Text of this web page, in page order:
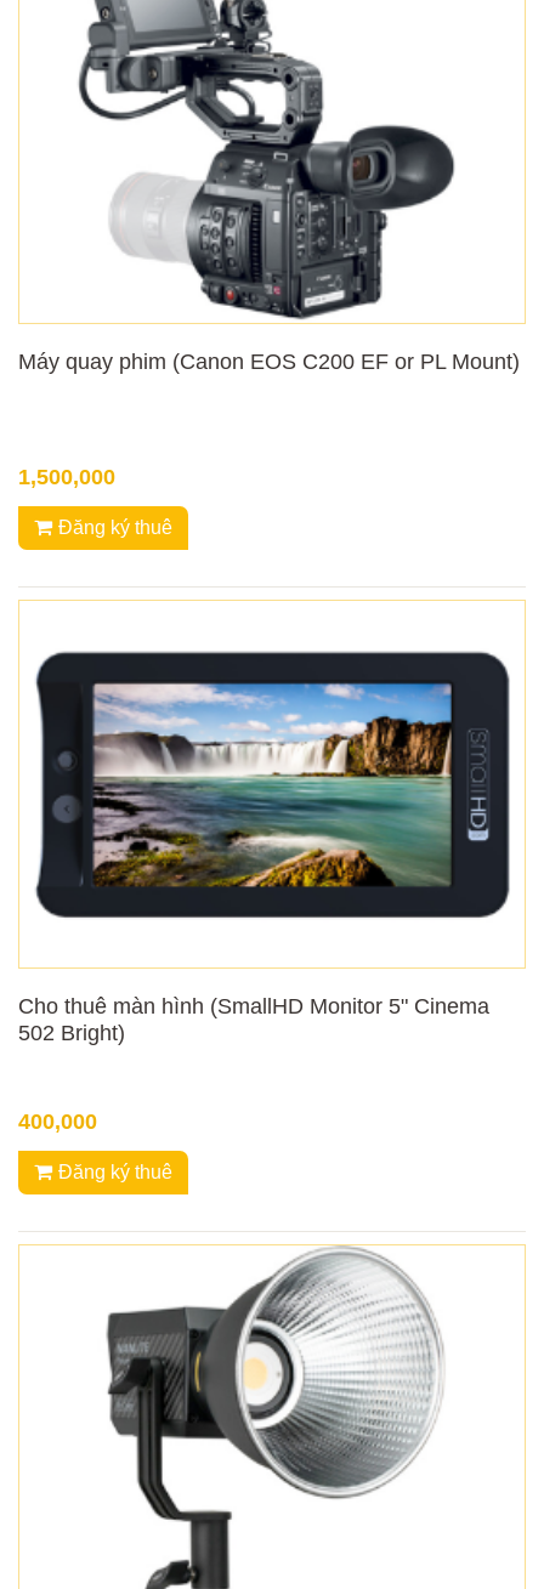
Máy quay phim (Canon EOS C200 EF or PL Mount)
1,500,000
Đăng ký thuê
Cho thuê màn hình (SmallHD Monitor 5" Cinema
502 Bright)
400,000
Đăng ký thuê